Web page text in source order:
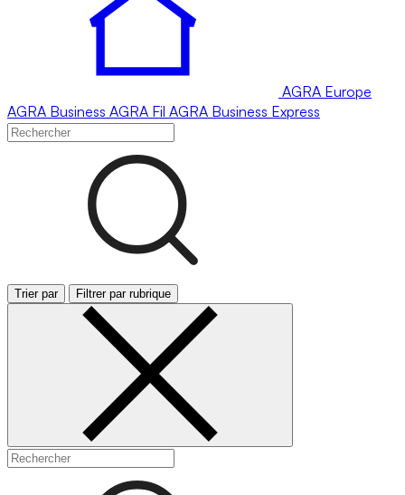
AGRA Europe
AGRA Business AGRA Fil AGRA Business Express
Trier par Filtrer par rubrique